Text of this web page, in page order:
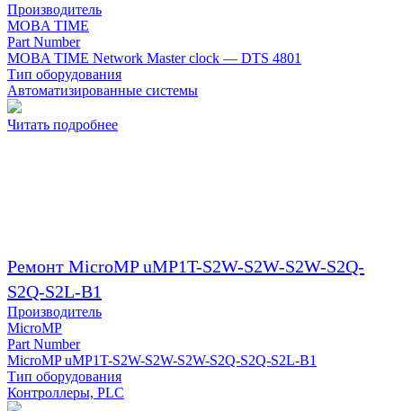
Производитель
MOBA TIME
Part Number
MOBA TIME Network Master clock — DTS 4801
Тип оборудования
Автоматизированные системы
Читать подробнее
Ремонт MicroMP uMP1T-S2W-S2W-S2W-S2Q-
S2Q-S2L-B1
Производитель
MicroMP
Part Number
MicroMP uMP1T-S2W-S2W-S2W-S2Q-S2Q-S2L-B1
Тип оборудования
Контроллеры, PLC